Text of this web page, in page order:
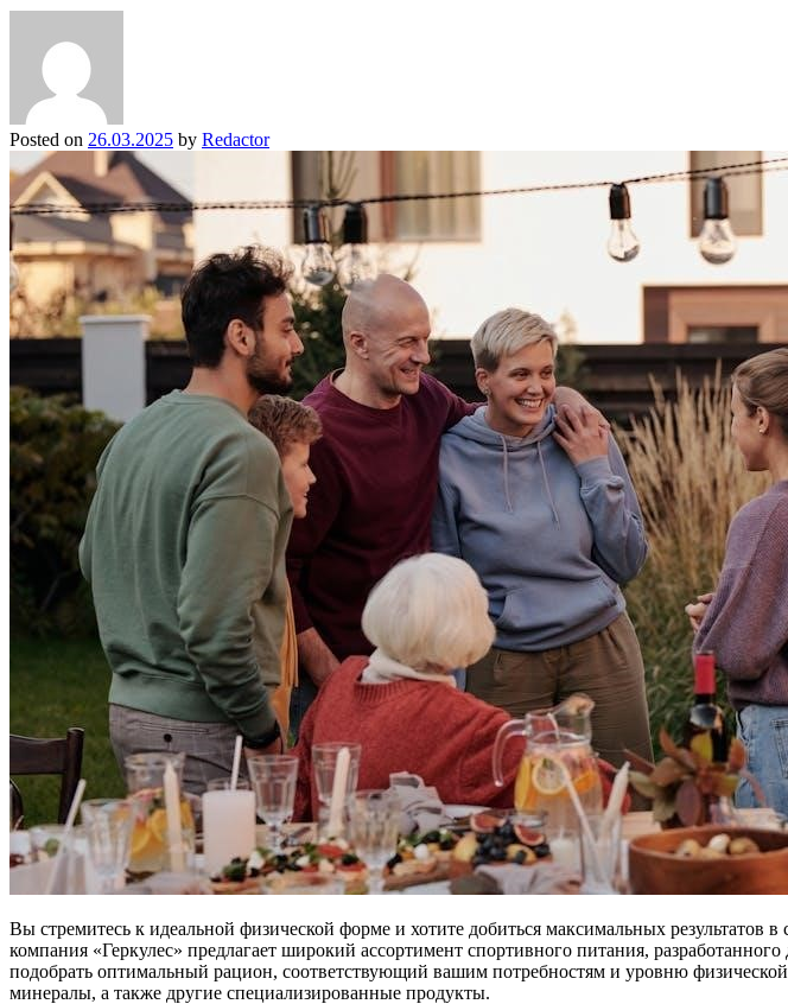
Posted on 26.03.2025 by Redactor
Вы стремитесь к идеальной физической форме и хотите добиться максимальных
компания «Геркулес» предлагает широкий ассортимент спортивного питания,
подобрать оптимальный рацион, соответствующий вашим потребностям и уровню
минералы, а также другие специализированные продукты.